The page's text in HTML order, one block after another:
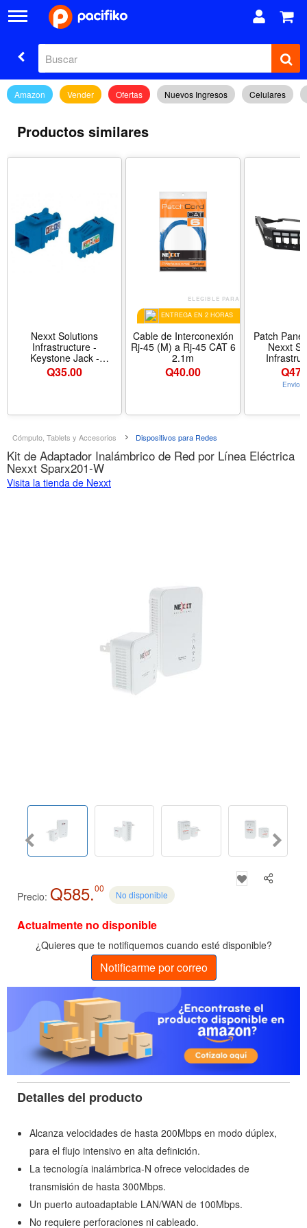
Amazon Vender Ofertas Nuevos Ingresos Celulares
Productos similares
Nexxt Solutions
Infrastructure -
Keystone Jack -
Category 6
Q35.00
ELEGIBLE PARA
ENTREGA EN 2 HORAS
Cable de Interconexión
Rj-45 (M) a Rj-45 CAT 6
2.1m
Q40.00
Patch
Nexxt
Q
Envio
Cómputo, Tablets y Accesorios Dispositivos para Redes
Kit de Adaptador Inalámbrico de Red por Línea Eléctrica
Nexxt Sparx201-W
Visita la tienda de Nexxt
Precio: Q585.00
No disponible
Actualmente no disponible
¿Quieres que te notifiquemos cuando esté disponible?
Notificarme por correo
Detalles del producto
Alcanza velocidades de hasta 200Mbps en modo dúplex,
para el flujo intensivo en alta definición.
La tecnología inalámbrica-N ofrece velocidades de
transmisión de hasta 300Mbps.
Un puerto autoadaptable LAN/WAN de 100Mbps.
No requiere perforaciones ni cableado.